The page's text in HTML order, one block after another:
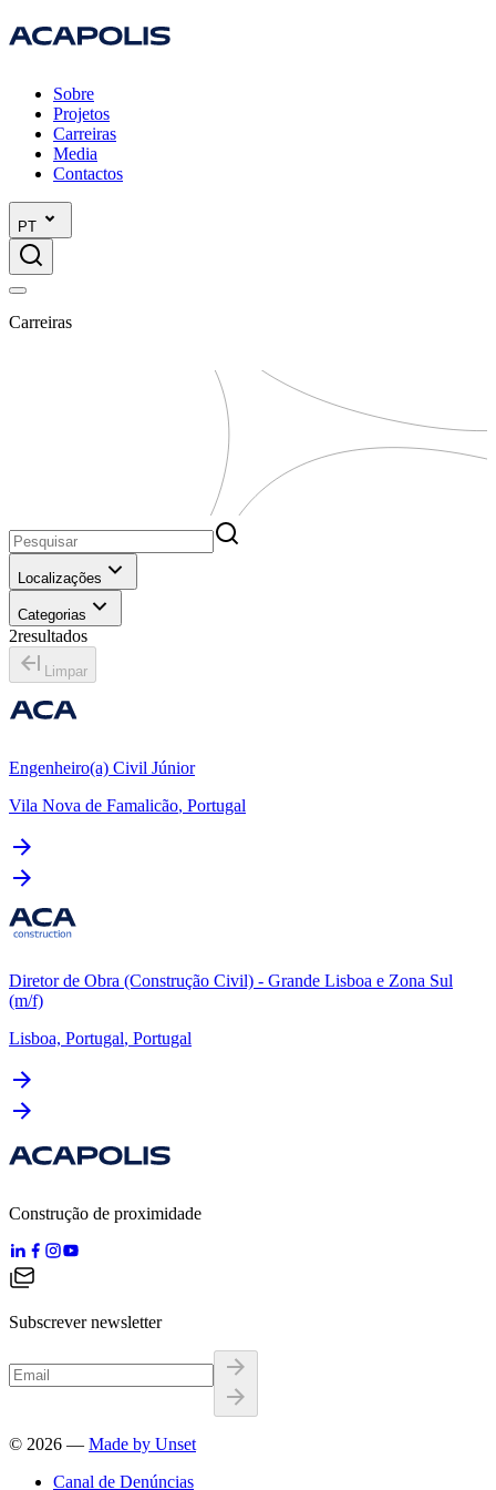
Sobre
Projetos
Carreiras
Media
Contactos
PT
Carreiras
Localizações
Categorias
2resultados
Limpar
Engenheiro(a) Civil Júnior
Vila Nova de Famalicão, Portugal
Diretor de Obra (Construção Civil) - Grande Lisboa e Zona Sul
(m/f)
Lisboa, Portugal, Portugal
Construção de proximidade
Subscrever newsletter
© 2026 — Made by Unset
Canal de Denúncias